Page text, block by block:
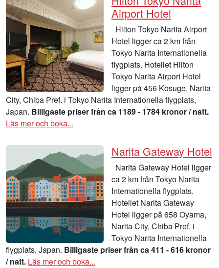
Airport Hotel
Hilton Tokyo Narita Airport
Hotel ligger ca 2 km från
Tokyo Narita Internationella
flygplats. Hotellet Hilton
Tokyo Narita Airport Hotel
ligger på 456 Kosuge, Narita
City, Chiba Pref. i Tokyo Narita Internationella flygplats,
Japan. Billigaste priser från ca 1189 - 1784 kronor / natt.
Läs mer och boka...
Narita Gateway Hotel
Narita Gateway Hotel ligger
ca 2 km från Tokyo Narita
Internationella flygplats.
Hotellet Narita Gateway
Hotel ligger på 658 Oyama,
Narita City, Chiba Pref. i
Tokyo Narita Internationella
flygplats, Japan. Billigaste priser från ca 411 - 616 kronor
/ natt. Läs mer och boka...